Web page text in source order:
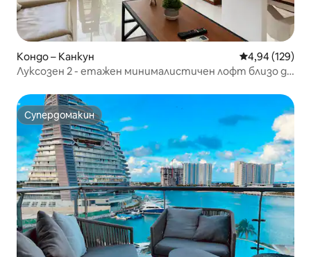
Кондо – Канкун Средна
4,94 (129)
Луксозен 2 - етажен минималистичен лофт близо до
Супердомакин
Супердомакин